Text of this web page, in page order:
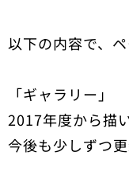
以下の内容で、
「ギャラリー」
2017年度から描
今後も少しずつ更